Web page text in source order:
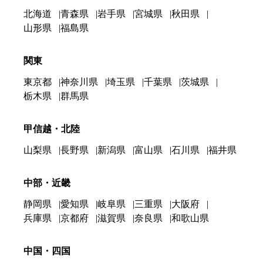
北海道 青森県 岩手県 宮城県
秋田県
山形県
福島県
関東
東京都 神奈川県 埼玉県 千葉県
茨城県
栃木県
群馬県
甲信越・北陸
山梨県 長野県 新潟県 富山県 石川県 福井県
中部・近畿
静岡県 愛知県 岐阜県 三重県
大阪府
兵庫県
京都府 滋賀県 奈良県 和歌山県
中国・四国